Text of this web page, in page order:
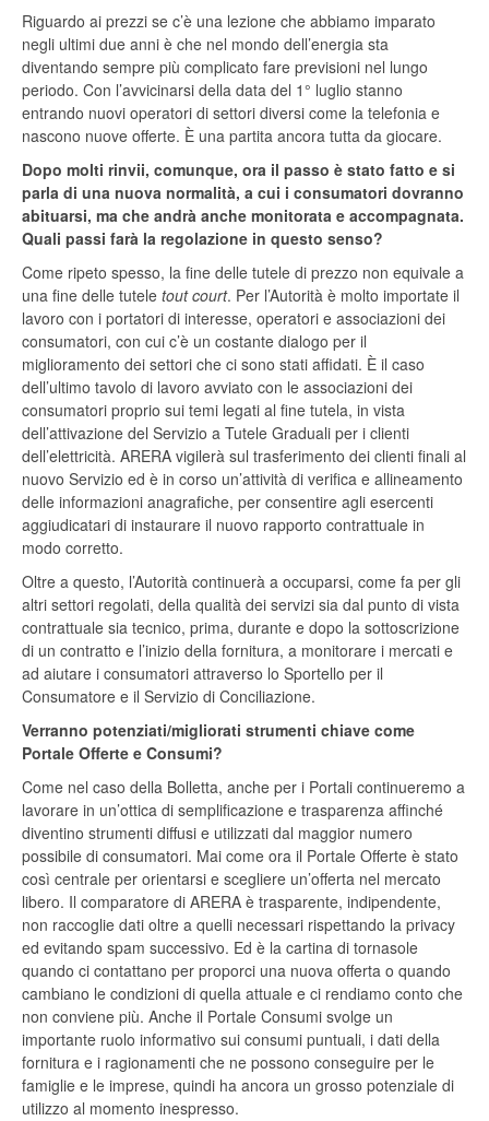
Riguardo ai prezzi se c’è una lezione che abbiamo imparato
negli ultimi due anni è che nel mondo dell’energia sta
diventando sempre più complicato fare previsioni nel lungo
periodo. Con l’avvicinarsi della data del 1° luglio stanno
entrando nuovi operatori di settori diversi come la telefonia e
nascono nuove offerte. È una partita ancora tutta da giocare.
Dopo molti rinvii, comunque, ora il passo è stato fatto e si
parla di una nuova normalità, a cui i consumatori dovranno
abituarsi, ma che andrà anche monitorata e accompagnata.
Quali passi farà la regolazione in questo senso?
Come ripeto spesso, la fine delle tutele di prezzo non equivale a
una fine delle tutele tout court. Per l’Autorità è molto importate il
lavoro con i portatori di interesse, operatori e associazioni dei
consumatori, con cui c’è un costante dialogo per il
miglioramento dei settori che ci sono stati affidati. È il caso
dell’ultimo tavolo di lavoro avviato con le associazioni dei
consumatori proprio sui temi legati al fine tutela, in vista
dell’attivazione del Servizio a Tutele Graduali per i clienti
dell’elettricità. ARERA vigilerà sul trasferimento dei clienti finali al
nuovo Servizio ed è in corso un’attività di verifica e allineamento
delle informazioni anagrafiche, per consentire agli esercenti
aggiudicatari di instaurare il nuovo rapporto contrattuale in
modo corretto.
Oltre a questo, l’Autorità continuerà a occuparsi, come fa per gli
altri settori regolati, della qualità dei servizi sia dal punto di vista
contrattuale sia tecnico, prima, durante e dopo la sottoscrizione
di un contratto e l’inizio della fornitura, a monitorare i mercati e
ad aiutare i consumatori attraverso lo Sportello per il
Consumatore e il Servizio di Conciliazione.
Verranno potenziati/migliorati strumenti chiave come
Portale Offerte e Consumi?
Come nel caso della Bolletta, anche per i Portali continueremo a
lavorare in un’ottica di semplificazione e trasparenza affinché
diventino strumenti diffusi e utilizzati dal maggior numero
possibile di consumatori. Mai come ora il Portale Offerte è stato
così centrale per orientarsi e scegliere un’offerta nel mercato
libero. Il comparatore di ARERA è trasparente, indipendente,
non raccoglie dati oltre a quelli necessari rispettando la privacy
ed evitando spam successivo. Ed è la cartina di tornasole
quando ci contattano per proporci una nuova offerta o quando
cambiano le condizioni di quella attuale e ci rendiamo conto che
non conviene più. Anche il Portale Consumi svolge un
importante ruolo informativo sui consumi puntuali, i dati della
fornitura e i ragionamenti che ne possono conseguire per le
famiglie e le imprese, quindi ha ancora un grosso potenziale di
utilizzo al momento inespresso.